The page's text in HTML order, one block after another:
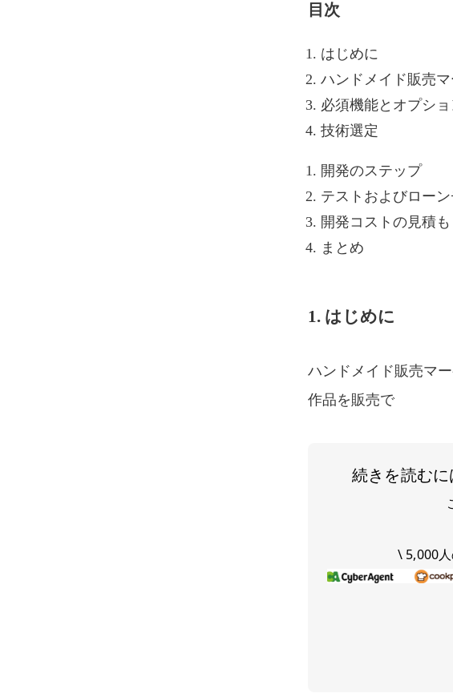
目次
はじめに
ハンドメイド販売
必須機能とオプシ
技術選定
開発のステップ
テストおよびローン
開発コストの見積も
まとめ
1. はじめに
ハンドメイド販売マ
作品を販売で
続きを読む
\ 5,000